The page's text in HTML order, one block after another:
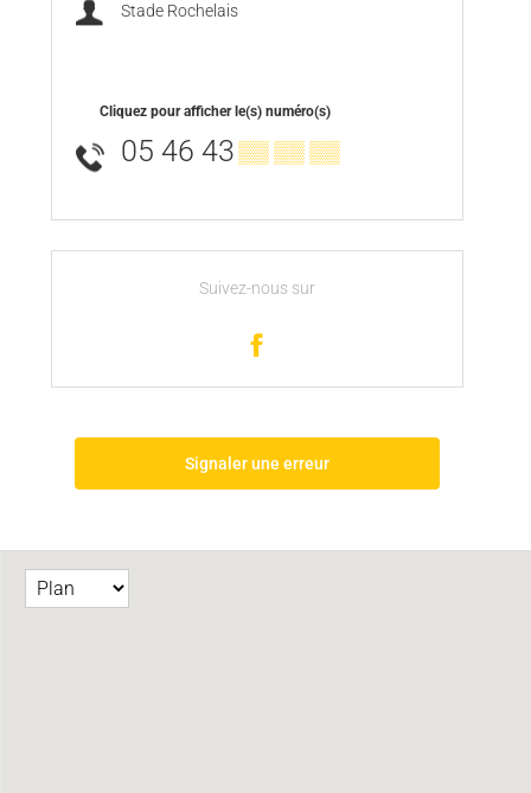
Stade Rochelais
Cliquez pour afficher le(s) numéro(s)
05 46 43▒▒ ▒▒ ▒▒
Suivez-nous sur
Signaler une erreur